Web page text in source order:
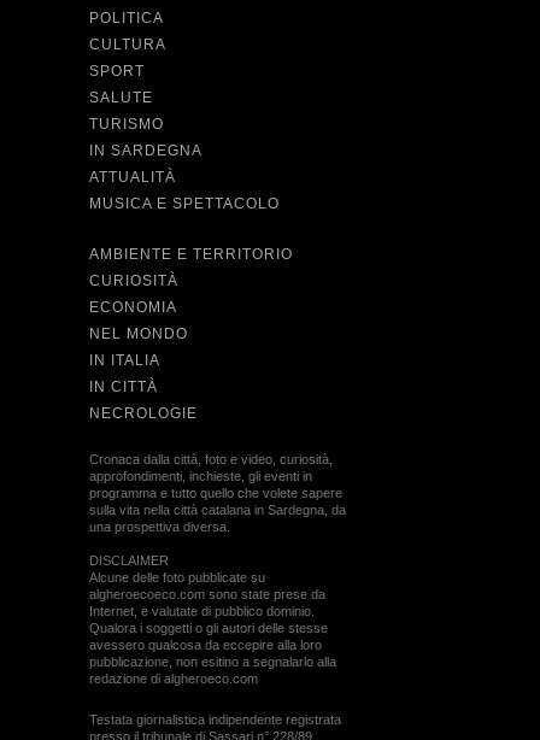
POLITICA
CULTURA
SPORT
SALUTE
TURISMO
IN SARDEGNA
ATTUALITÀ
MUSICA E SPETTACOLO
AMBIENTE E TERRITORIO
CURIOSITÀ
ECONOMIA
NEL MONDO
IN ITALIA
IN CITTÀ
NECROLOGIE
Cronaca dalla città, foto e video, curiosità,
approfondimenti, inchieste, gli eventi in
programma e tutto quello che volete sapere
sulla vita nella città catalana in Sardegna, da
una prospettiva diversa.
DISCLAIMER
Alcune delle foto pubblicate su
algheroecoeco.com sono state prese da
Internet, e valutate di pubblico dominio.
Qualora i soggetti o gli autori delle stesse
avessero qualcosa da eccepire alla loro
pubblicazione, non esitino a segnalarlo alla
redazione di algheroeco.com
Testata giornalistica indipendente registrata
presso il tribunale di Sassari n° 228/89